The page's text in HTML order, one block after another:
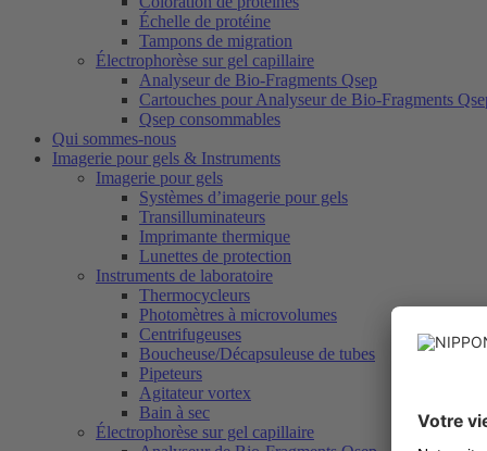
Échelle de protéine
Tampons de migration
Électrophorèse sur gel capillaire
Analyseur de Bio-Fragments Qsep
Cartouches pour Analyseur de Bio-Fragments
Qsep consommables
Qui sommes-nous
Imagerie pour gels & Instruments
Imagerie pour gels
Systèmes d’imagerie pour gels
Transilluminateurs
Imprimante thermique
Lunettes de protection
Instruments de laboratoire
Thermocycleurs
Photomètres à microvolumes
Centrifugeuses
Boucheuse/Décapsuleuse de tubes
Pipeteurs
Agitateur vortex
Bain à sec
Électrophorèse sur gel capillaire